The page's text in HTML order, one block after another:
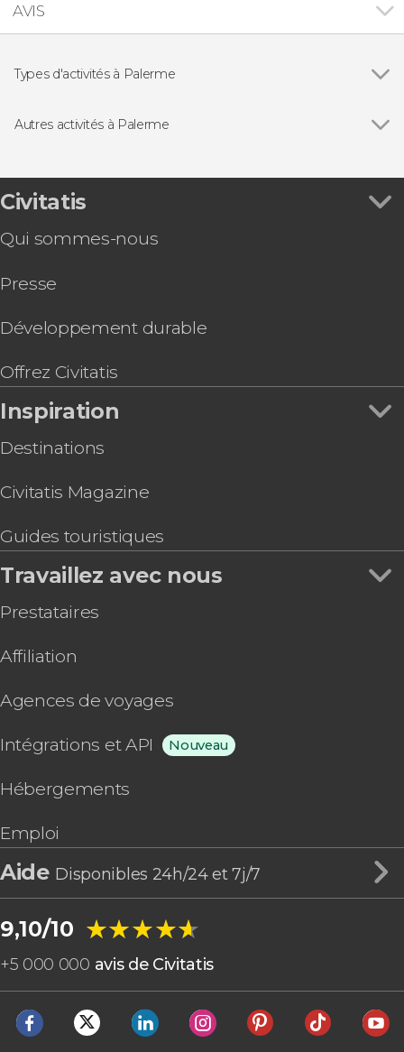
AVIS
Types d'activités à Palerme
Balades en bateau
Autres activités à Palerme
chapelle Palatine
Parachute ascensionnel sur la côte de Palerme
Visite des catacombes de Palerme
Train touristique de Palerme
Pub Crawl : tournée des bars à Palerme
Visite guidée des églises Santa Caterina, San
Giuseppe et celle de Jesus
Civitatis
Qui sommes-nous
Presse
Développement durable
Offrez Civitatis
Inspiration
Destinations
Civitatis Magazine
Guides touristiques
Travaillez avec nous
Prestataires
Affiliation
Agences de voyages
Intégrations et API Nouveau
Hébergements
Emploi
Aide Disponibles 24h/24 et 7j/7
9,10/10 ★★★★★
★★★★★
+5 000 000 avis de Civitatis